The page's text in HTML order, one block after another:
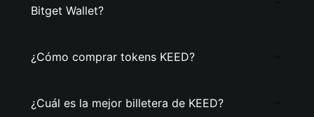
Bitget Wallet?
¿Cómo comprar tokens KEED?
¿Cuál es la mejor billetera de KEED?